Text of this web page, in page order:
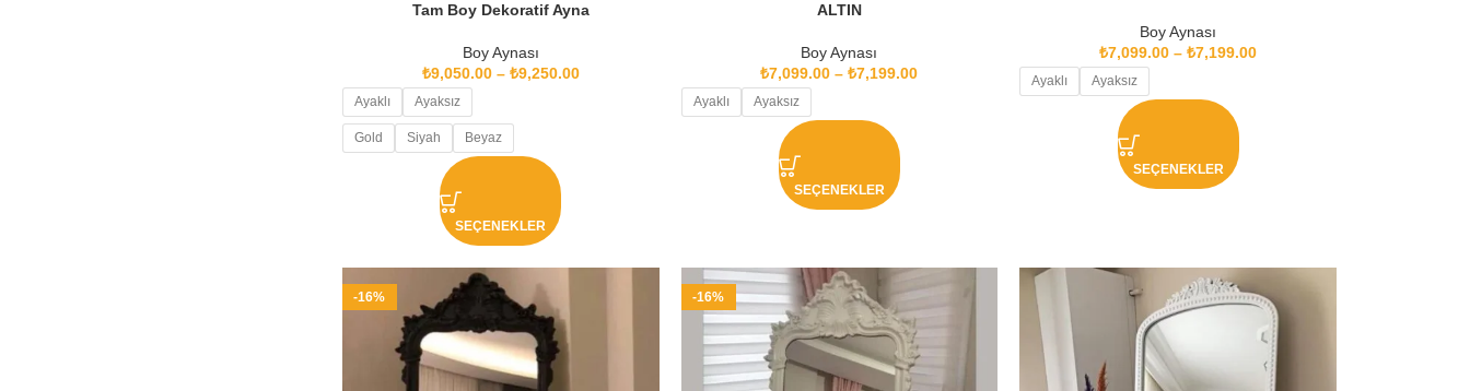
Tam Boy Dekoratif Ayna
Boy Aynası
₺9,050.00 – ₺9,250.00
Ayaklı Ayaksız
Gold Siyah Beyaz
SEÇENEKLER
ALTIN
Boy Aynası
₺7,099.00 –₺7,199.00
Ayaklı Ayaksız
SEÇENEKLER
Boy Aynası
₺7,099.00 –₺7,199.00
Ayaklı Ayaksız
SEÇENEKLER
-16% -16%